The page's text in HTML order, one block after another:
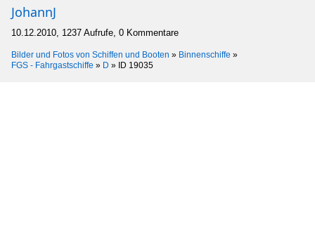
JohannJ
10.12.2010, 1237 Aufrufe, 0 Kommentare
Bilder und Fotos von Schiffen und Booten » Binnenschiffe »
FGS - Fahrgastschiffe » D » ID 19035